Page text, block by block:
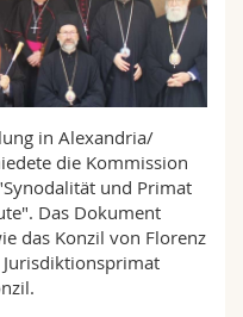
in Alexandria/
die Kommission
und Primat
Das Dokument
das Konzil von Florenz